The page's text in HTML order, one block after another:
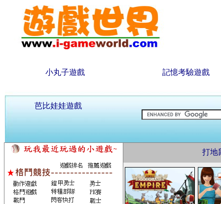
小丸子遊戲 記憶考驗遊戲
芭比娃娃遊戲
打地